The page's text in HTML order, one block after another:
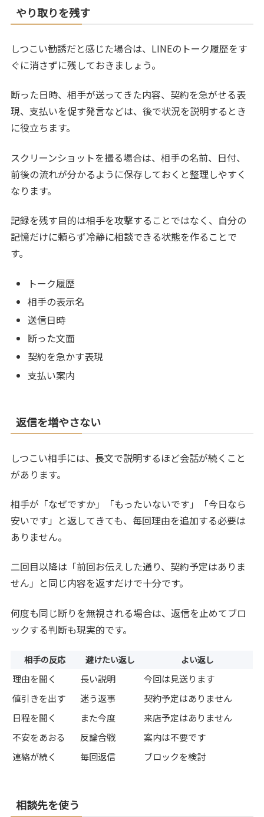
やり取りを残す
しつこい勧誘だと感じた場合は、LINEのトーク履歴をす
ぐに消さずに残しておきましょう。
断った日時、相手が送ってきた内容、契約を急がせる表
現、支払いを促す発言などは、後で状況を説明するとき
に役立ちます。
スクリーンショットを撮る場合は、相手の名前、日付、
前後の流れが分かるように保存しておくと整理しやすく
なります。
記録を残す目的は相手を攻撃することではなく、自分の
記憶だけに頼らず冷静に相談できる状態を作ることで
す。
トーク履歴
相手の表示名
送信日時
断った文面
契約を急かす表現
支払い案内
返信を増やさない
しつこい相手には、長文で説明するほど会話が続くこと
があります。
相手が「なぜですか」「もったいないです」「今日なら
安いです」と返してきても、毎回理由を追加する必要は
ありません。
二回目以降は「前回お伝えした通り、契約予定はありま
せん」と同じ内容を返すだけで十分です。
何度も同じ断りを無視される場合は、返信を止めてブロ
ックする判断も現実的です。
相手の反応 避けたい返し よい返し
理由を聞く 長い説明
今回は見送ります
値引きを出す
迷う返事
契約予定はありません
日程を聞く
また今度
来店予定はありません
不安をあおる
反論合戦
案内は不要です
連絡が続く
毎回返信 ブロックを検討
相談先を使う